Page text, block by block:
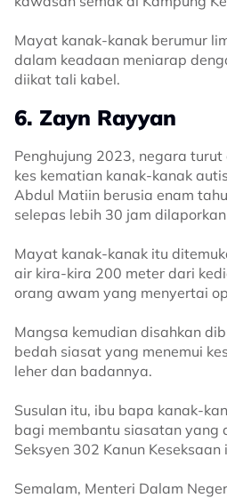
Mayat kanak-kanak berumur
dalam keadaan meniarap
diikat tali kabel.
6. Zayn Rayyan
Penghujung 2023, negara
kes kematian kanak-kanak
Abdul Matiin berusia enam
selepas lebih 30 jam
Mayat kanak-kanak itu
air kira-kira 200 meter dari
orang awam yang menyertai
Mangsa kemudian disahkan
bedah siasat yang menemui
leher dan badannya.
Susulan itu, ibu bapa kanak-
bagi membantu siasatan yang
Seksyen 302 Kanun
Semalam, Menteri Dalam